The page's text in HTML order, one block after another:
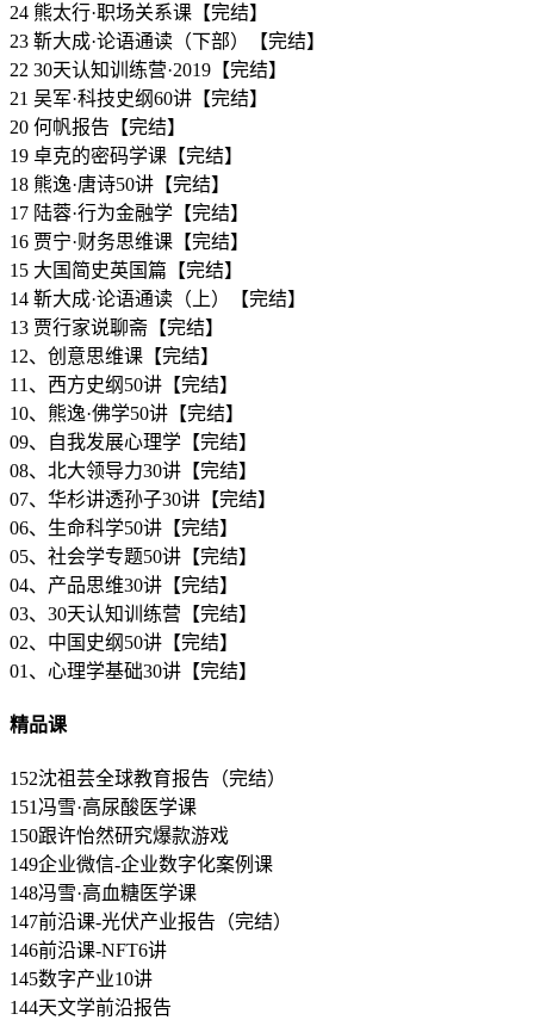
24 熊太行·职场关系课【完结】
23 靳大成·论语通读（下部）【完结】
22 30天认知训练营·2019【完结】
21 吴军·科技史纲60讲【完结】
20 何帆报告【完结】
19 卓克的密码学课【完结】
18 熊逸·唐诗50讲【完结】
17 陆蓉·行为金融学【完结】
16 贾宁·财务思维课【完结】
15 大国简史英国篇【完结】
14 靳大成·论语通读（上）【完结】
13 贾行家说聊斋【完结】
12、创意思维课【完结】
11、西方史纲50讲【完结】
10、熊逸·佛学50讲【完结】
09、自我发展心理学【完结】
08、北大领导力30讲【完结】
07、华杉讲透孙子30讲【完结】
06、生命科学50讲【完结】
05、社会学专题50讲【完结】
04、产品思维30讲【完结】
03、30天认知训练营【完结】
02、中国史纲50讲【完结】
01、心理学基础30讲【完结】
精品课
152沈祖芸全球教育报告（完结）
151冯雪·高尿酸医学课
150跟许怡然研究爆款游戏
149企业微信-企业数字化案例课
148冯雪·高血糖医学课
147前沿课-光伏产业报告（完结）
146前沿课-NFT6讲
145数字产业10讲
144天文学前沿报告